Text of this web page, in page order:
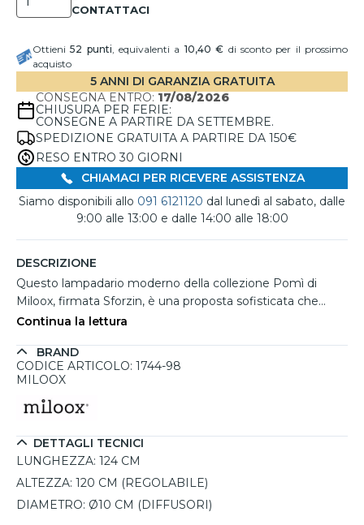
Ottieni52 punti, equivalenti a 10,40 € di sconto per il prossimo
acquisto
5 ANNI DI GARANZIA GRATUITA
CONSEGNA ENTRO: 17/08/2026
CHIUSURA PER FERIE:
CONSEGNE A PARTIRE DA SETTEMBRE.
SPEDIZIONE GRATUITA A PARTIRE DA 150€
RESO ENTRO 30 GIORNI
CHIAMACI PER RICEVERE ASSISTENZA
Siamo disponibili allo 091 6121120 dal lunedì al sabato, dalle
9:00 alle 13:00 e dalle 14:00 alle 18:00
DESCRIZIONE
Questo lampadario moderno della collezione Pomì di
Miloox, firmata Sforzin, è una proposta sofisticata che
dona personalità e stile a tavoli da pranzo, soggiorni
nero con finiture in ottone si arricchisce di sette diffusori
sferici in vetro opale da Ø10 cm, capaci di diffondere una
Dotato di portalampada G9 compatibili con lampadine
luminosa preferita in base al contesto. La semplicità di
montaggio e la compatibilità con altri elementi della linea
Pomì lo rendono una soluzione funzionale ed elegante.
Un complemento che si distingue con eleganza fra i
lampadari a LED moderni, offrendo versatilità e
Continua la lettura
BRAND
CODICE ARTICOLO: 1744-98
MILOOX
DETTAGLI TECNICI
LUNGHEZZA: 124 CM
ALTEZZA: 120 CM (REGOLABILE)
DIAMETRO: Ø10 CM (DIFFUSORI)